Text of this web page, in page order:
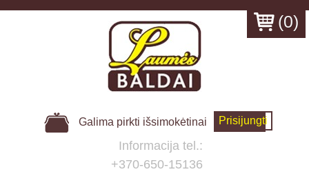
Galima pirkti išsimokėtinai Prisijungti
Informacija tel.:
+370-650-15136
(0)